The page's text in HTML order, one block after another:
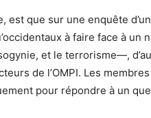
est que sur une enquête
à faire face à un
et le terrorisme—,
de l’OMPI. Les
pour répondre à un